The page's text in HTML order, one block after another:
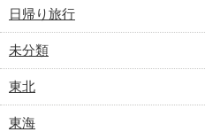
日帰り旅行
未分類
東北
東海